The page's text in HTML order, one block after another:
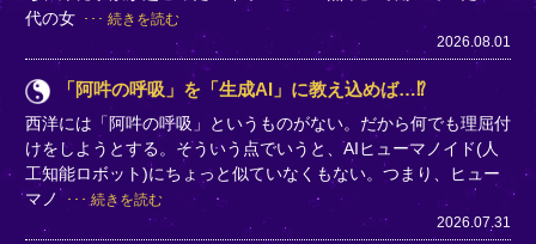
代の女
続きを読む
2026.08.01
「阿吽の呼吸」を「生成AI」に教え込めば…⁉
西洋には「阿吽の呼吸」というものがない。だから何でも理屈付
けをしようとする。そういう点でいうと、AIヒューマノイド(人
工知能ロボット)にちょっと似ていなくもない。つまり、ヒュー
マノ
続きを読む
2026.07.31